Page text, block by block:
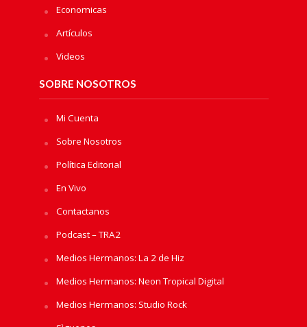
Economicas
Artículos
Videos
SOBRE NOSOTROS
Mi Cuenta
Sobre Nosotros
Política Editorial
En Vivo
Contactanos
Podcast – TRA2
Medios Hermanos: La 2 de Hiz
Medios Hermanos: Neon Tropical Digital
Medios Hermanos: Studio Rock